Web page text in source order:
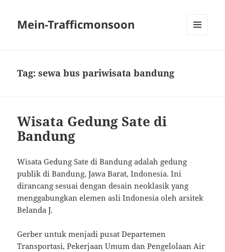
Mein-Trafficmonsoon
Tag:sewa bus pariwisata bandung
Wisata Gedung Sate di
Bandung
Wisata Gedung Sate di Bandung adalah gedung
publik di Bandung, Jawa Barat, Indonesia. Ini
dirancang sesuai dengan desain neoklasik yang
menggabungkan elemen asli Indonesia oleh arsitek
Belanda J.
Gerber untuk menjadi pusat Departemen
Transportasi, Pekerjaan Umum dan Pengelolaan Air